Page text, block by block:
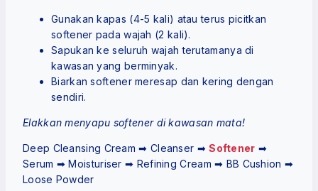
Gunakan kapas (4-5 kali) atau terus picitkan
softener pada wajah (2 kali).
Sapukan ke seluruh wajah terutamanya di
kawasan yang berminyak.
Biarkan softener meresap dan kering dengan
sendiri.
Elakkan menyapu softener di kawasan mata!
Deep Cleansing Cream ➡ Cleanser ➡Softener ➡
Serum ➡ Moisturiser ➡ Refining Cream ➡ BB Cushion ➡
Loose Powder